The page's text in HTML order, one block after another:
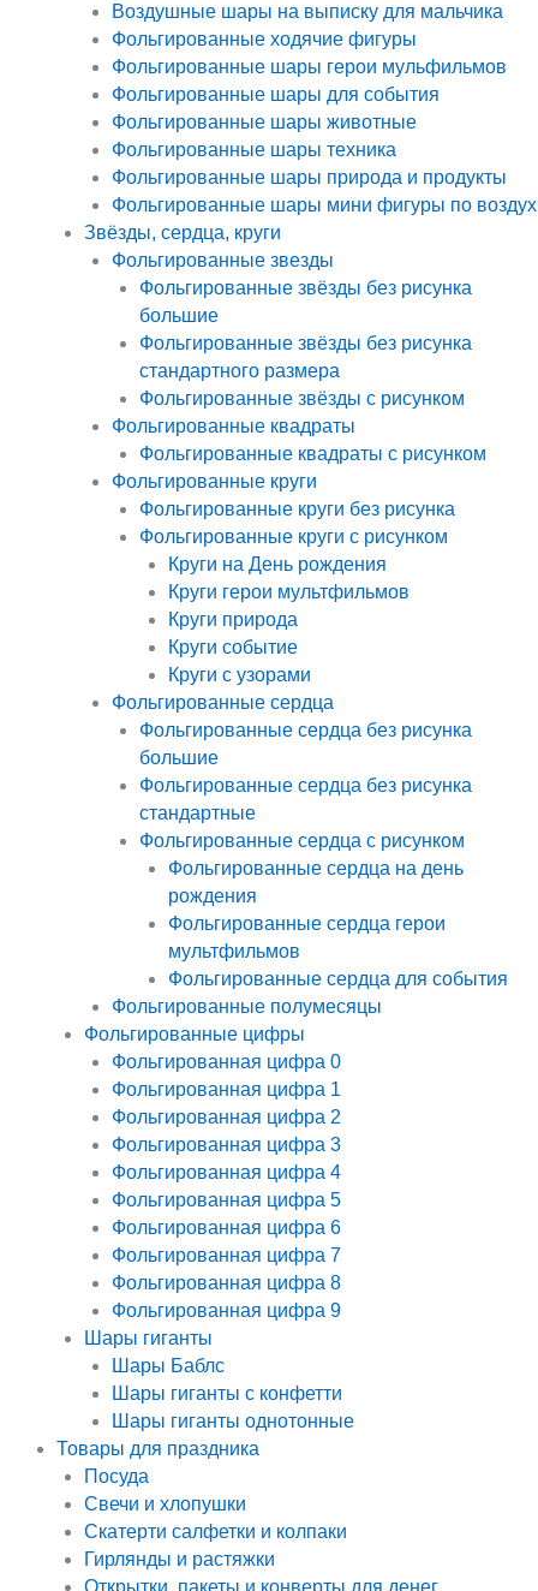
Воздушные шары на выписку для мальчика
Фольгированные ходячие фигуры
Фольгированные шары герои мульфильмов
Фольгированные шары для события
Фольгированные шары животные
Фольгированные шары техника
Фольгированные шары природа и продукты
Фольгированные шары мини фигуры по воздух
Звёзды, сердца, круги
Фольгированные звезды
Фольгированные звёзды без рисунка
большие
Фольгированные звёзды без рисунка
стандартного размера
Фольгированные звёзды с рисунком
Фольгированные квадраты
Фольгированные квадраты с рисунком
Фольгированные круги
Фольгированные круги без рисунка
Фольгированные круги с рисунком
Круги на День рождения
Круги герои мультфильмов
Круги природа
Круги событие
Круги с узорами
Фольгированные сердца
Фольгированные сердца без рисунка
большие
Фольгированные сердца без рисунка
стандартные
Фольгированные сердца с рисунком
Фольгированные сердца на день
рождения
Фольгированные сердца герои
мультфильмов
Фольгированные сердца для события
Фольгированные полумесяцы
Фольгированные цифры
Фольгированная цифра 0
Фольгированная цифра 1
Фольгированная цифра 2
Фольгированная цифра 3
Фольгированная цифра 4
Фольгированная цифра 5
Фольгированная цифра 6
Фольгированная цифра 7
Фольгированная цифра 8
Фольгированная цифра 9
Шары гиганты
Шары Баблс
Шары гиганты с конфетти
Шары гиганты однотонные
Товары для праздника
Посуда
Свечи и хлопушки
Скатерти салфетки и колпаки
Гирлянды и растяжки